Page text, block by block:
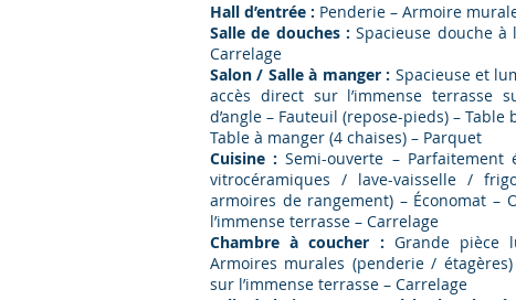
Hall d’entrée : Penderie – Armoire
Salle de douches :Spacieuse douche à
Carrelage
Salon / Salle à manger : Spacieuse et
accès direct sur l’immense terrasse
d’angle – Fauteuil (repose-pieds) –
Table à manger (4 chaises) – Parquet
Cuisine :Semi-ouverte –
vitrocéramiques / lave-vaisselle /
armoires de rangement) – Économat –
l’immense terrasse – Carrelage
Chambre à coucher : Grande pièce
Armoires murales (penderie /
sur l’immense terrasse – Carrelage